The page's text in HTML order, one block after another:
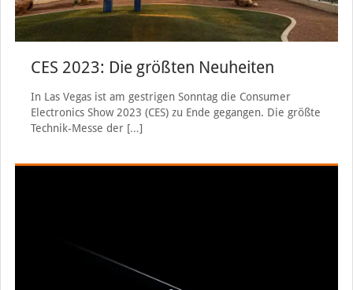
CES 2023: Die größten Neuheiten
In Las Vegas ist am gestrigen Sonntag die Consumer
Electronics Show 2023 (CES) zu Ende gegangen. Die größte
Technik-Messe der[…]